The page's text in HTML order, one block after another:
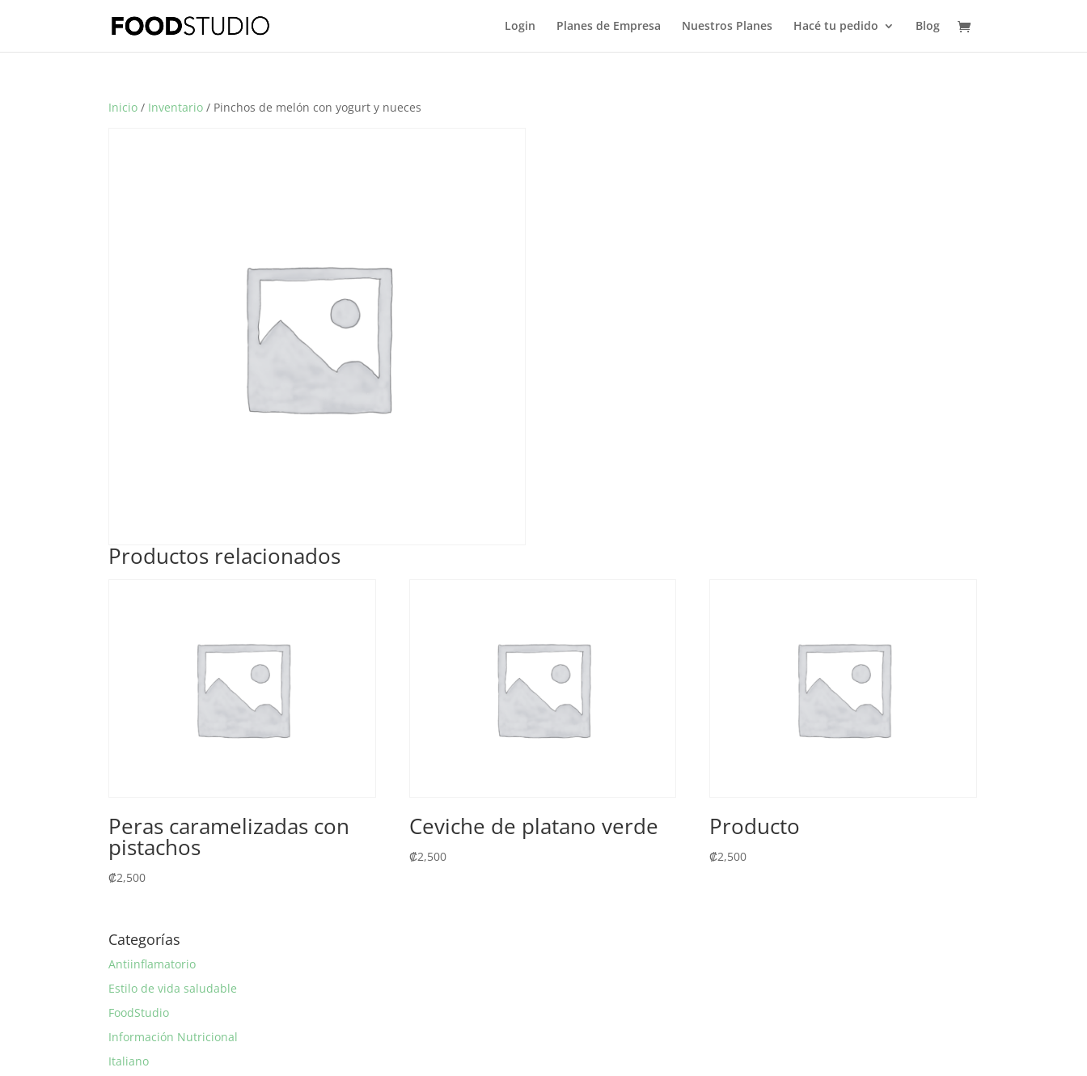
Login Planes de Empresa Nuestros Planes Hacé tu pedido Blog
Inicio / Inventario / Pinchos de melón con yogurt y nueces
Productos relacionados
Peras caramelizadas con
pistachos
₡2,500
Ceviche de platano verde
₡2,500
Producto
₡2,500
Categorías
Antiinflamatorio
Estilo de vida saludable
FoodStudio
Información Nutricional
Italiano